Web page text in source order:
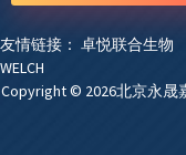
友情链接： 卓悦联合生物
WELCH
Copyright © 2026北京永